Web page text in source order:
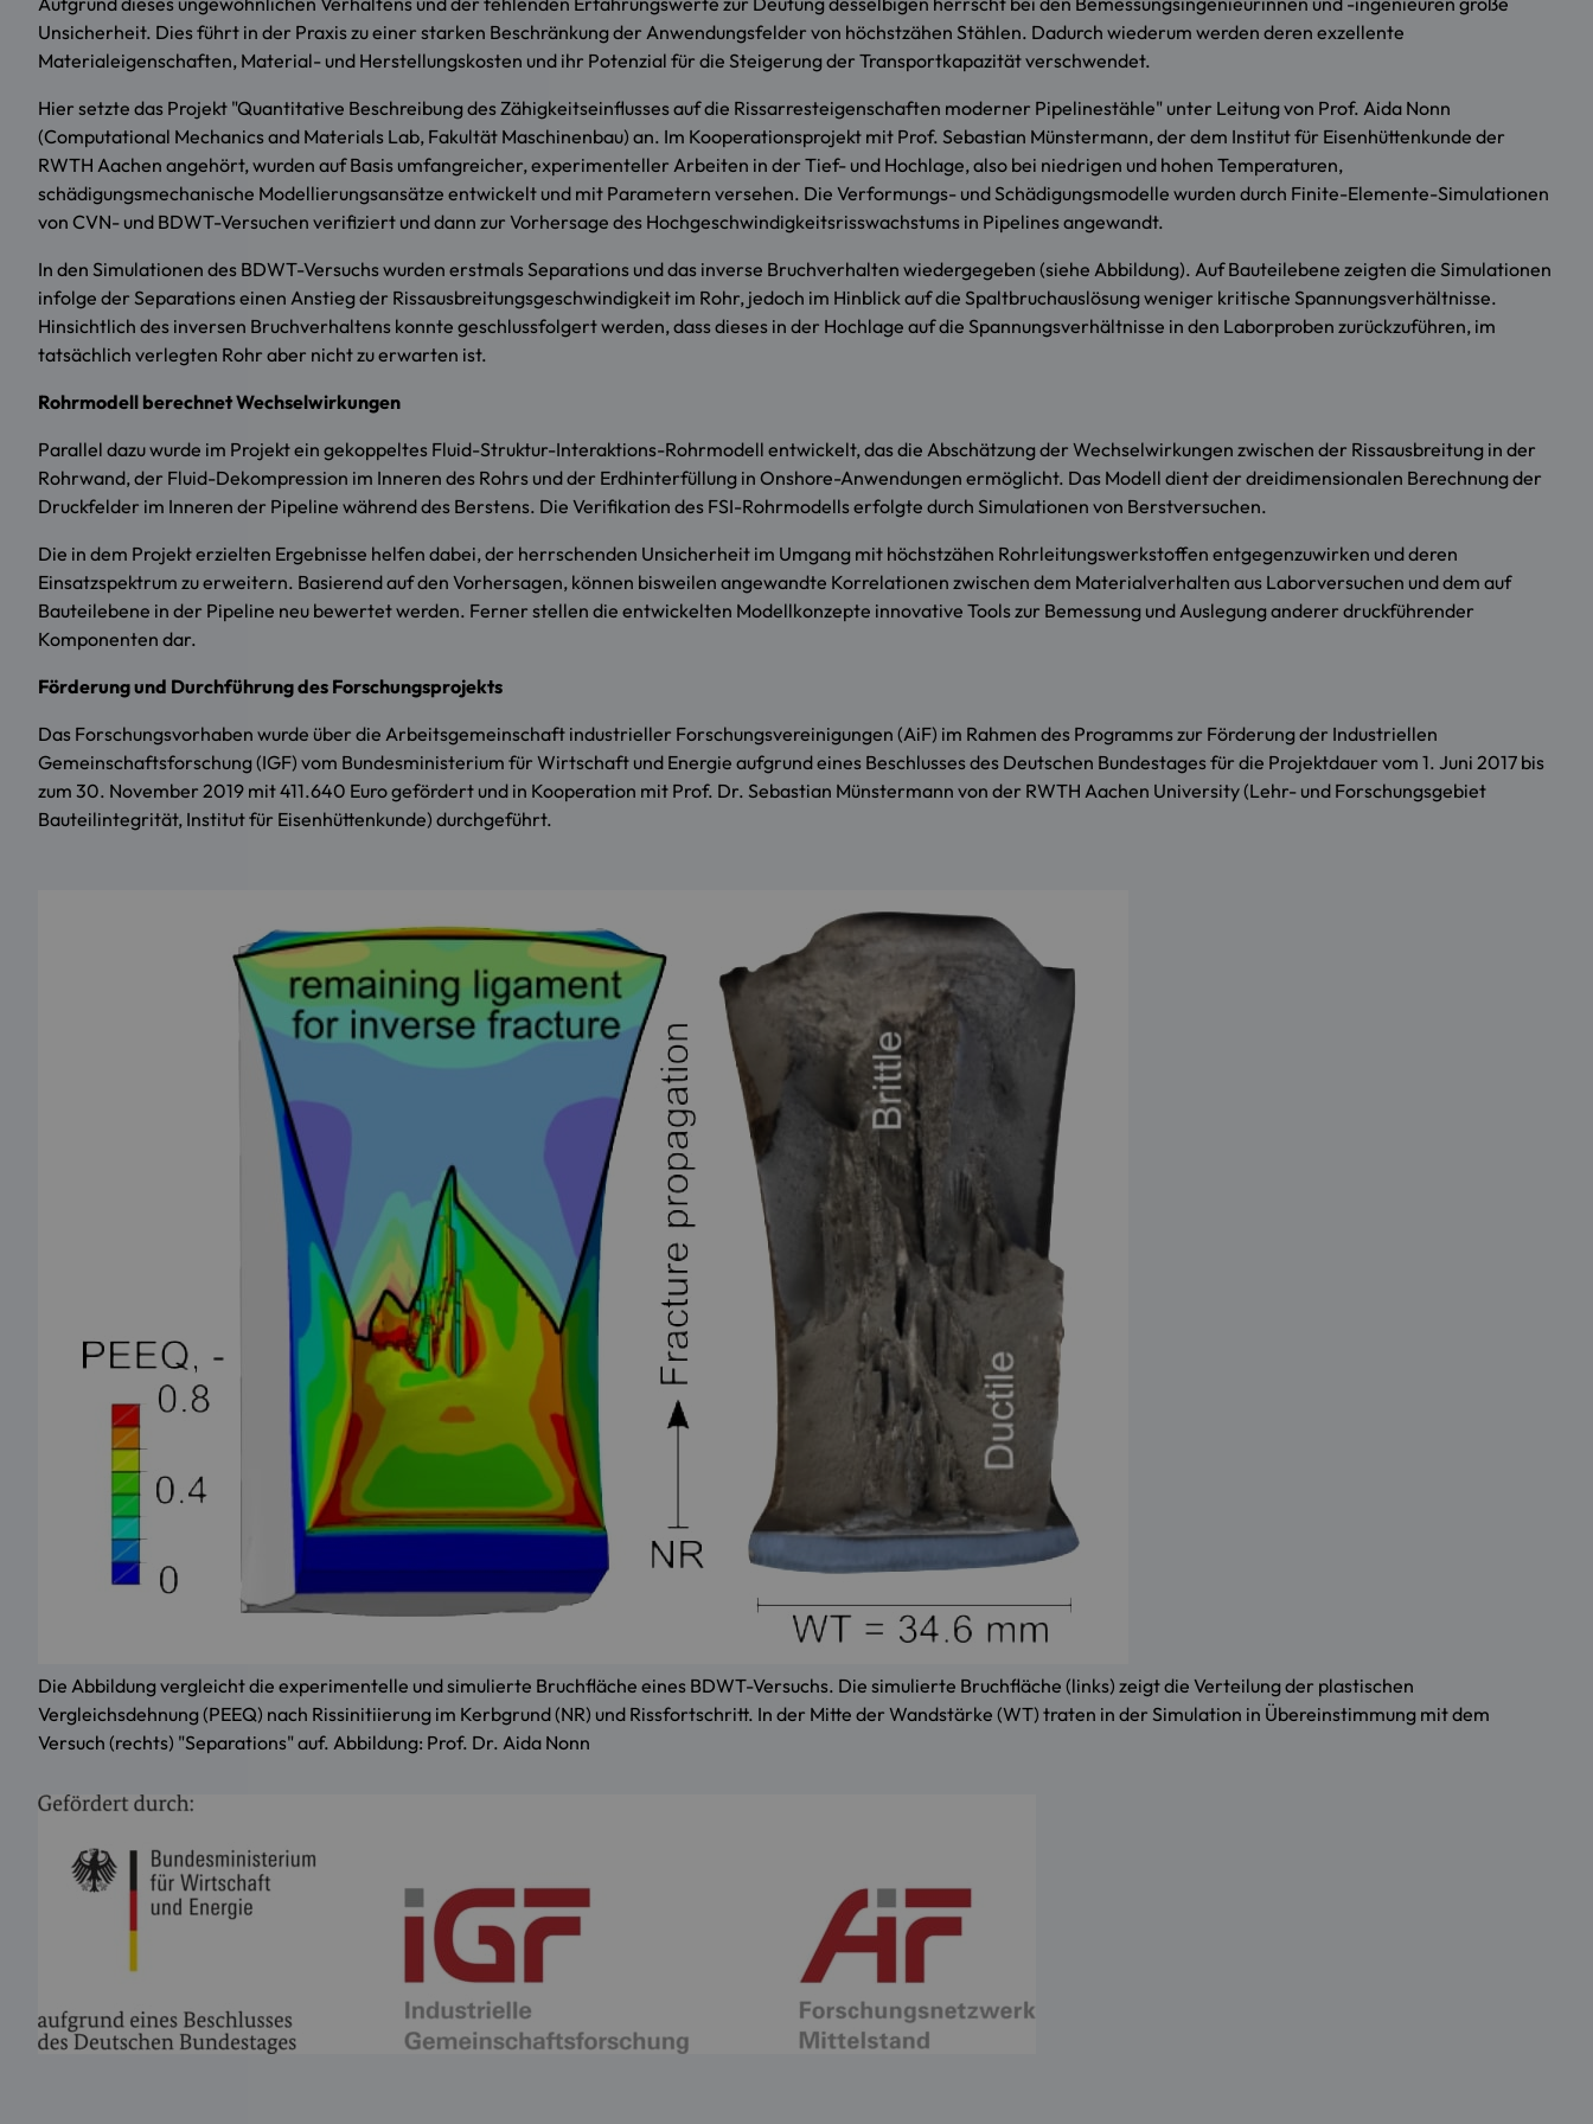
Unsicherheit. Dies führt in der Praxis zu einer starken Beschränkung der Anwendungsfelder von höchstzähen Stählen. Dadurch wiederum werden deren exzellente
Materialeigenschaften, Material- und Herstellungskosten und ihr Potenzial für die Steigerung der Transportkapazität verschwendet.
Hier setzte das Projekt "Quantitative Beschreibung des Zähigkeitseinflusses auf die Rissarresteigenschaften moderner Pipelinestähle" unter Leitung von Prof. Aida Nonn
(Computational Mechanics and Materials Lab, Fakultät Maschinenbau) an. Im Kooperationsprojekt mit Prof. Sebastian Münstermann, der dem Institut für Eisenhüttenkunde der
RWTH Aachen angehört, wurden auf Basis umfangreicher, experimenteller Arbeiten in der Tief- und Hochlage, also bei niedrigen und hohen Temperaturen,
schädigungsmechanische Modellierungsansätze entwickelt und mit Parametern versehen. Die Verformungs- und Schädigungsmodelle wurden durch Finite-Elemente-Simulationen
von CVN- und BDWT-Versuchen verifiziert und dann zur Vorhersage des Hochgeschwindigkeitsrisswachstums in Pipelines angewandt.
In den Simulationen des BDWT-Versuchs wurden erstmals Separations und das inverse Bruchverhalten wiedergegeben (siehe Abbildung). Auf Bauteilebene zeigten die Simulationen
infolge der Separations einen Anstieg der Rissausbreitungsgeschwindigkeit im Rohr, jedoch im Hinblick auf die Spaltbruchauslösung weniger kritische Spannungsverhältnisse.
Hinsichtlich des inversen Bruchverhaltens konnte geschlussfolgert werden, dass dieses in der Hochlage auf die Spannungsverhältnisse in den Laborproben zurückzuführen, im
tatsächlich verlegten Rohr aber nicht zu erwarten ist.
Rohrmodell berechnet Wechselwirkungen
Parallel dazu wurde im Projekt ein gekoppeltes Fluid-Struktur-Interaktions-Rohrmodell entwickelt, das die Abschätzung der Wechselwirkungen zwischen der Rissausbreitung in der
Rohrwand, der Fluid-Dekompression im Inneren des Rohrs und der Erdhinterfüllung in Onshore-Anwendungen ermöglicht. Das Modell dient der dreidimensionalen Berechnung der
Druckfelder im Inneren der Pipeline während des Berstens. Die Verifikation des FSI-Rohrmodells erfolgte durch Simulationen von Berstversuchen.
Die in dem Projekt erzielten Ergebnisse helfen dabei, der herrschenden Unsicherheit im Umgang mit höchstzähen Rohrleitungswerkstoffen entgegenzuwirken und deren
Einsatzspektrum zu erweitern. Basierend auf den Vorhersagen, können bisweilen angewandte Korrelationen zwischen dem Materialverhalten aus Laborversuchen und dem auf
Bauteilebene in der Pipeline neu bewertet werden. Ferner stellen die entwickelten Modellkonzepte innovative Tools zur Bemessung und Auslegung anderer druckführender
Komponenten dar.
Förderung und Durchführung des Forschungsprojekts
Das Forschungsvorhaben wurde über die Arbeitsgemeinschaft industrieller Forschungsvereinigungen (AiF) im Rahmen des Programms zur Förderung der Industriellen
Gemeinschaftsforschung(IGF) vom Bundesministerium für Wirtschaft und Energie aufgrund eines Beschlusses des Deutschen Bundestages für die Projektdauer vom 1. Juni 2017 bis
zum 30. November 2019 mit 411.640 Euro gefördert und in Kooperation mit Prof. Dr. Sebastian Münstermann von der RWTH Aachen University (Lehr- und Forschungsgebiet
Bauteilintegrität, Institut für Eisenhüttenkunde) durchgeführt.
Die Abbildung vergleicht die experimentelle und simulierte Bruchfläche eines BDWT-Versuchs. Die simulierte Bruchfläche (links) zeigt die Verteilung der plastischen
Vergleichsdehnung (PEEQ) nach Rissinitiierung im Kerbgrund (NR) und Rissfortschritt. In der Mitte der Wandstärke (WT) traten in der Simulation in Übereinstimmung mit dem
Versuch (rechts) "Separations" auf. Abbildung: Prof. Dr. Aida Nonn